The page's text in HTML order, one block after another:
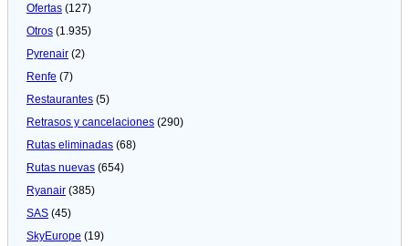
Ofertas (127)
Otros (1.935)
Pyrenair (2)
Renfe (7)
Restaurantes (5)
Retrasos y cancelaciones (290)
Rutas eliminadas (68)
Rutas nuevas (654)
Ryanair (385)
SAS (45)
SkyEurope (19)